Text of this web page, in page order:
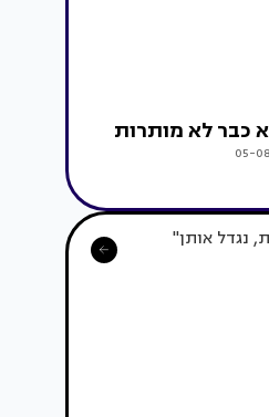
כבר לא מותרות
05-